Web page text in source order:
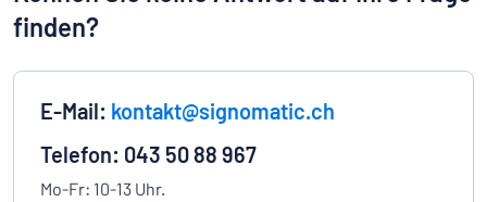
finden?
E-Mail: kontakt@signomatic.ch
Telefon: 043 50 88 967
Mo-Fr: 10-13 Uhr.